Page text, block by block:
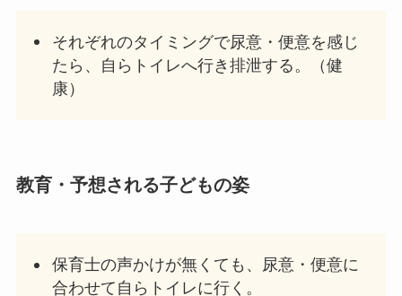
それぞれのタイミングで尿意・便意を感じ
たら、自らトイレへ行き排泄する。（健
康）
教育・予想される子どもの姿
保育士の声かけが無くても、尿意・便意に
合わせて自らトイレに行く。